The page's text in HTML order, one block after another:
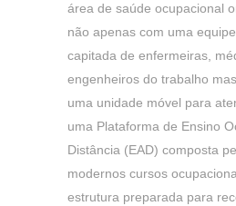
área de saúde ocupacional
não apenas com uma
capitada de enfermeiras,
engenheiros do trabalho
uma unidade móvel para
uma Plataforma de Ensino
Distância (EAD) composta
modernos cursos
estrutura preparada para